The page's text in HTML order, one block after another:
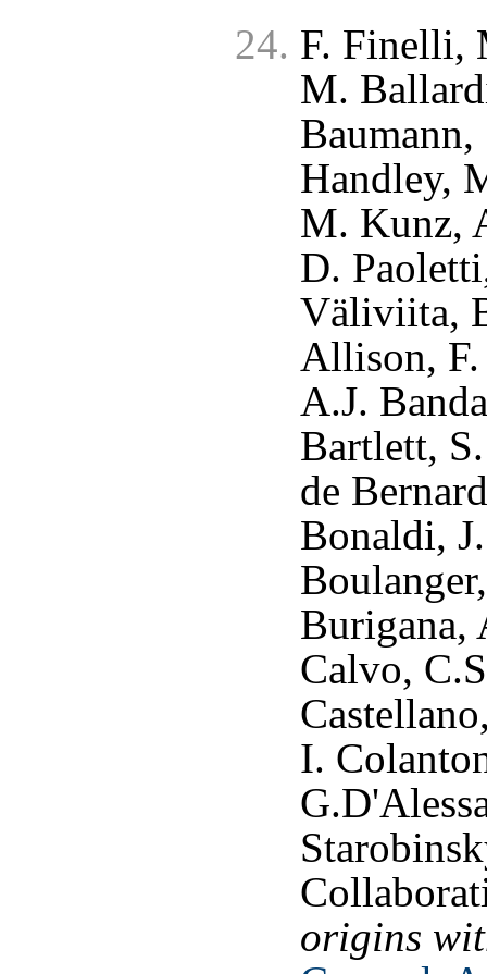
F. Finelli,
M.
Baumann,
Handley,
M. Kunz,
D.
Väliviita,
Allison,
A.J.
Bartlett,
de
Bonaldi,
Burigana,
Calvo,
I.
origins